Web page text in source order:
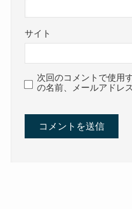
サイト
次回のコメントで使用
の名前、メールアドレ